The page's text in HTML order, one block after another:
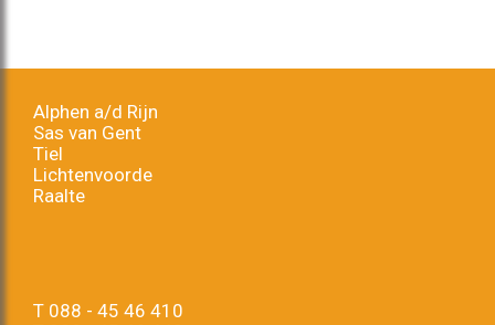
Alphen a/d Rijn
Sas van Gent
Tiel
Lichtenvoorde
Raalte
T 088 - 45 46 410